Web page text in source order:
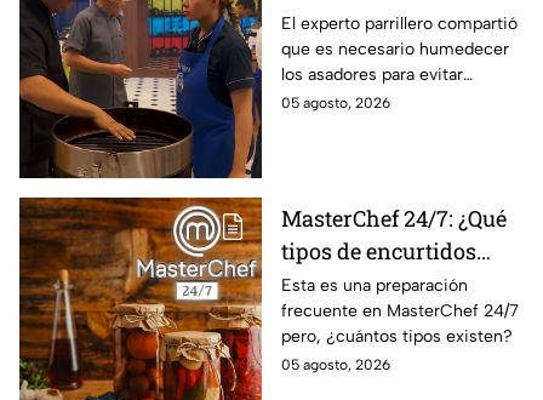
24/7 destaca la
importancia del agua
para la preparación de
cualquier asado
El experto parrillero compartió
que es necesario humedecer
los asadores para evitar
accidentes
05 agosto, 2026
MasterChef 24/7: ¿Qué
tipos de encurtidos
hay?
Esta es una preparación
frecuente en MasterChef 24/7
pero, ¿cuántos tipos existen?
05 agosto, 2026